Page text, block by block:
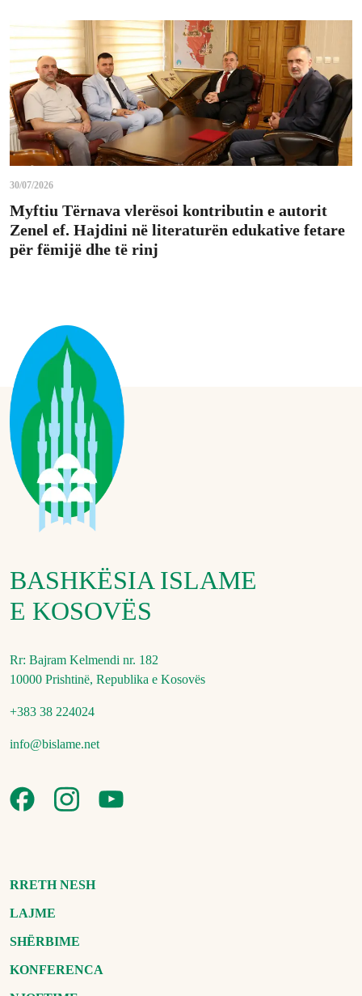
30/07/2026
Myftiu Tërnava vlerësoi kontributin e autorit
Zenel ef. Hajdini në literaturën edukative fetare
për fëmijë dhe të rinj
BASHKËSIA ISLAME
E KOSOVËS
Rr: Bajram Kelmendi nr. 182
10000 Prishtinë, Republika e Kosovës
+383 38 224024
info@bislame.net
RRETH NESH
LAJME
SHËRBIME
KONFERENCA